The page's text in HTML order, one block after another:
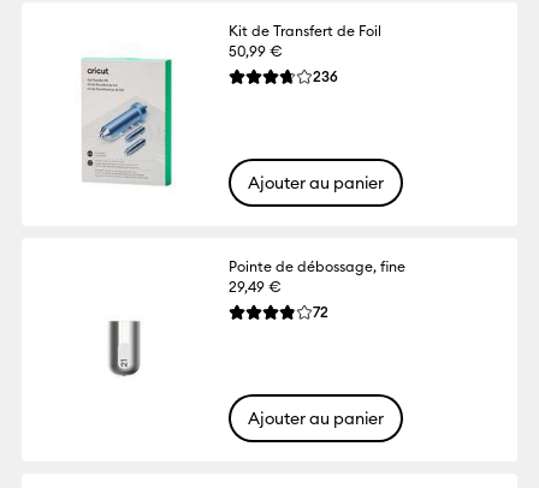
Kit de Transfert de Foil
50,99 €
La note moyenne de ce produit est 3.7
236Reviews
Ajouter au panier
Pointe de débossage, fine
29,49 €
La note moyenne de ce produit est 3.8
72
Ajouter au panier